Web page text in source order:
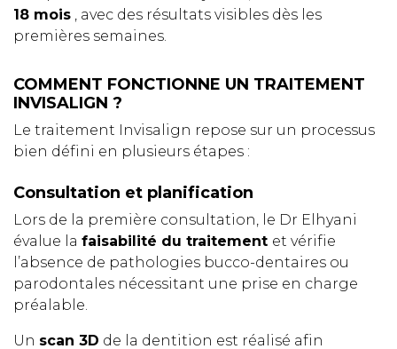
18 mois , avec des résultats visibles dès les
premières semaines.
COMMENT FONCTIONNE UN TRAITEMENT
INVISALIGN ?
Le traitement Invisalign repose sur un processus
bien défini en plusieurs étapes :
Consultation et planification
Lors de la première consultation, le Dr Elhyani
évalue la faisabilité du traitement et vérifie
l’absence de pathologies bucco-dentaires ou
parodontales nécessitant une prise en charge
préalable.
Un scan 3D de la dentition est réalisé afin